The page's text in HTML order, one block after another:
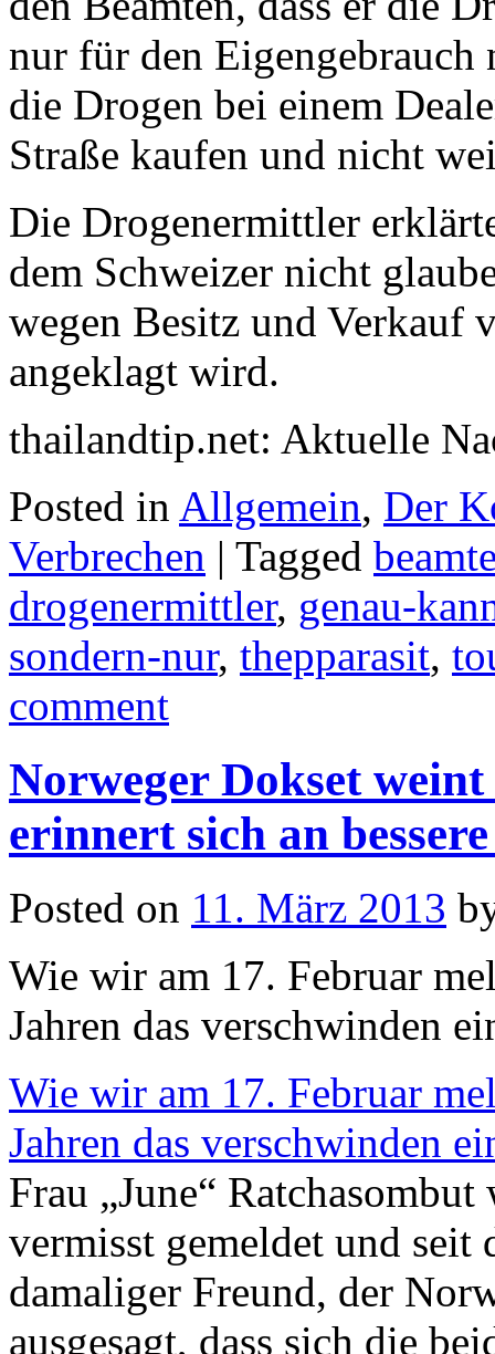
nur für den Eigengebrauch
die Drogen bei einem
Straße kaufen und nicht
Die Drogenermittler
dem Schweizer nicht
wegen Besitz und Verkauf
angeklagt wird.
thailandtip.net: Aktuelle
Posted in Allgemein, Der
Verbrechen | Tagged
drogenermittler, genau-
sondern-nur, thepparasit,
comment
Norweger Dokset
erinnert sich an
Posted on 11. März 2013
Wie wir am 17. Februar
Jahren das verschwinden
Wie wir am 17. Februar
Jahren das verschwinden
Frau „June“
vermisst gemeldet und seit
damaliger Freund, der
ausgesagt, dass sich die